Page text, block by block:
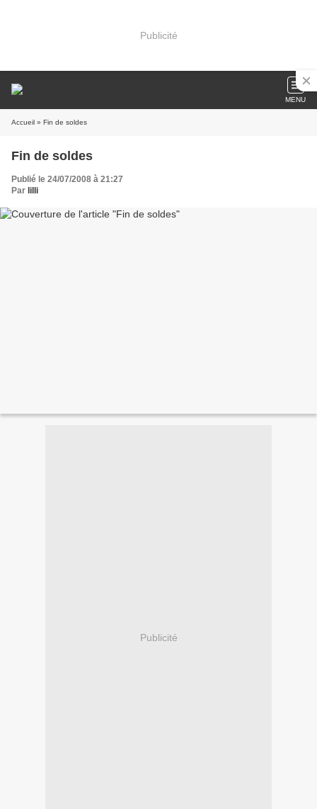
Publicité
MENU
Accueil » Fin de soldes
Fin de soldes
Publié le 24/07/2008 à 21:27
Par lilli
Publicité